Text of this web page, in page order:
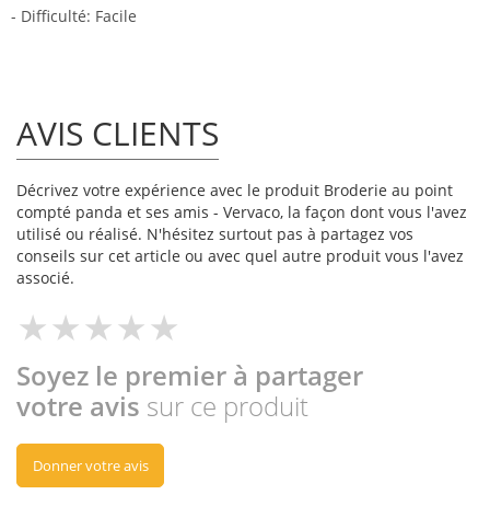
- Difficulté: Facile
AVIS CLIENTS
Décrivez votre expérience avec le produit Broderie au point
compté panda et ses amis - Vervaco, la façon dont vous l'avez
utilisé ou réalisé. N'hésitez surtout pas à partagez vos
conseils sur cet article ou avec quel autre produit vous l'avez
associé.
Soyez le premier à partager
votre avis sur ce produit
Donner votre avis